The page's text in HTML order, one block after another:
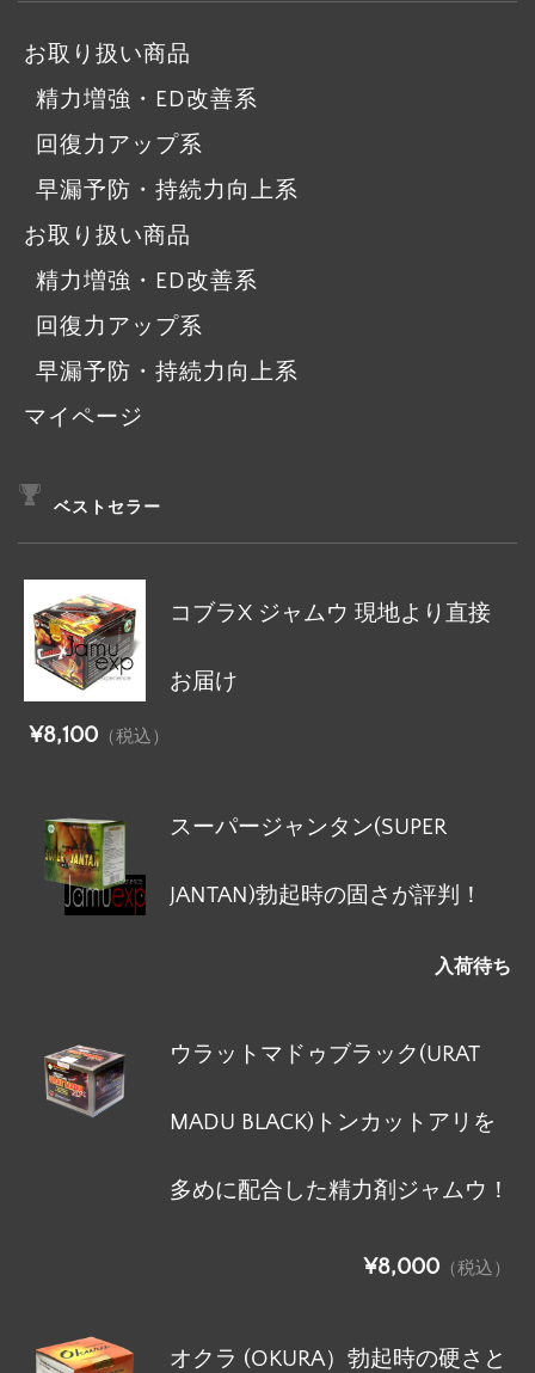
お取り扱い商品
精力増強・ED改善系
回復力アップ系
早漏予防・持続力向上系
お取り扱い商品
精力増強・ED改善系
回復力アップ系
早漏予防・持続力向上系
マイページ
ベストセラー
コブラX ジャムウ 現地より直接
お届け
¥8,100 （税込）
スーパージャンタン(SUPER
JANTAN)勃起時の固さが評判！
入荷待ち
ウラットマドゥブラック(URAT
MADU BLACK)トンカットアリを
多めに配合した精力剤ジャムウ！
¥8,000 （税込）
オクラ (OKURA）勃起時の硬さと